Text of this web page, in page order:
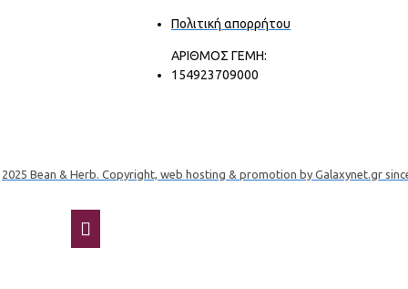
Πολιτική απορρήτου
ΑΡΙΘΜΟΣ ΓΕΜΗ:
154923709000
2025 Bean & Herb. Copyright, web hosting & promotion by Galaxynet.gr